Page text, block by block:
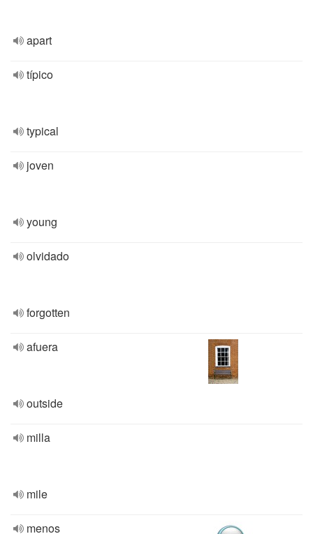
apart
típico
typical
joven
young
olvidado
forgotten
afuera
outside
milla
mile
menos